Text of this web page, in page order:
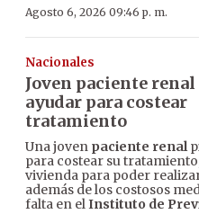
Agosto 6, 2026 09:46 p. m.
Nacionales
Joven paciente
ayudar para costear
tratamiento
Una joven paciente renal
para costear su
vivienda para poder
además de los costosos
falta en elInstituto de